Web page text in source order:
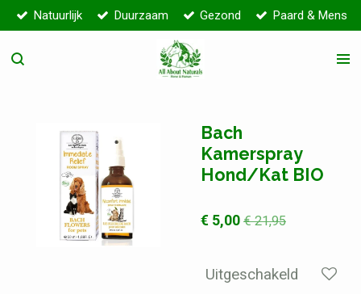
Ga
direct
naar
Natuurlijk Duurzaam Gezond Paard & Mens
Bach
Kamerspray
Hond/Kat BIO
€ 5,00 € 21,95
Uitgeschakeld